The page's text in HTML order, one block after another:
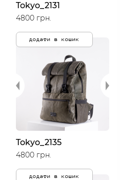
Tokyo_2131
4800 грн.
додати в кошик
Tokyo_2135
4800 грн.
додати в кошик